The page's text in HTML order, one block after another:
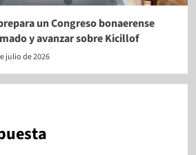
un Congreso bonaerense
y avanzar sobre Kicillof
julio de 2026